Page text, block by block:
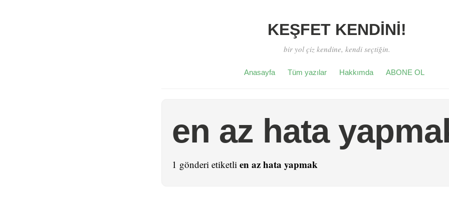
KEŞFET KENDİNİ!
bir yol çiz kendine, kendi seçtiğin.
Anasayfa Tüm yazılar Hakkımda ABONE OL
en az hata
1 gönderi etiketli en az hata yapmak